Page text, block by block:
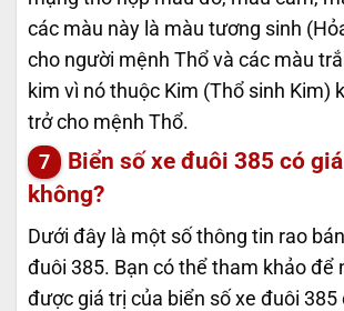
các màu này là màu tương sinh
cho người mệnh Thổ và các màu
kim vì nó thuộc Kim (Thổ sinh Kim)
trở cho mệnh Thổ.
Biển số xe đuôi 385 có
không?
Dưới đây là một số thông tin rao
đuôi 385. Bạn có thể tham khảo để
được giá trị của biển số xe đuôi 385